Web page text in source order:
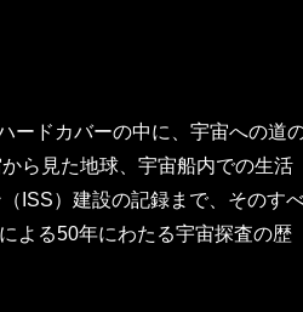
ードカバーの中に、宇宙への道
ら見た地球、宇宙船内での生活
ISS）建設の記録まで、そのす
よる50年にわたる宇宙探査の歴